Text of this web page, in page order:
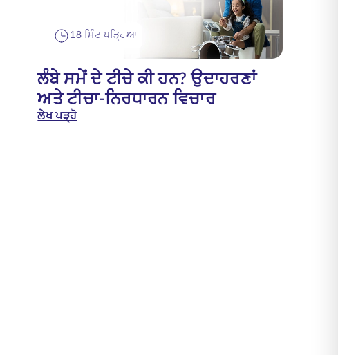
18 ਮਿੰਟ ਪੜ੍ਹਿਆ
ਲੰਬੇ ਸਮੇਂ ਦੇ ਟੀਚੇ ਕੀ ਹਨ? ਉਦਾਹਰਣਾਂ
ਅਤੇ ਟੀਚਾ-ਨਿਰਧਾਰਨ ਵਿਚਾਰ
ਲੇਖ ਪੜ੍ਹੋ